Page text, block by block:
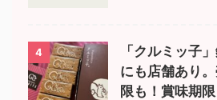
4
「クルミッ子
にも店舗あり
限も！賞味期